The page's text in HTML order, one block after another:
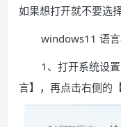
如果想打开就不要选
windows11 语
1、打开系统设
言】，再点击右侧的【